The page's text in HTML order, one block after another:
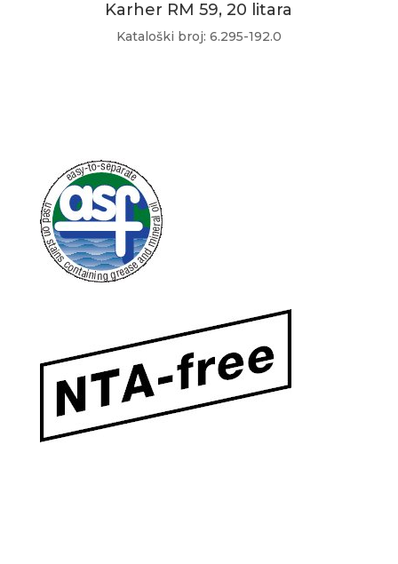
Karher RM 59, 20 litara
Kataloški broj: 6.295-192.0